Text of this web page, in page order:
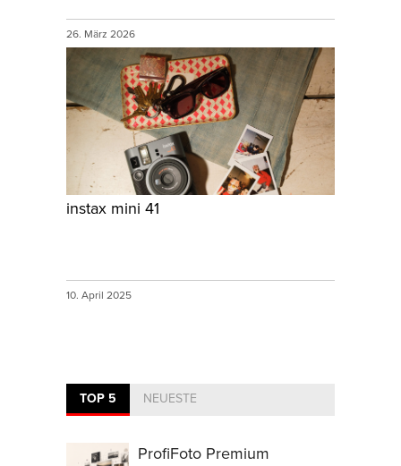
26. März 2026
instax mini 41
10. April 2025
TOP 5 NEUESTE
ProfiFoto Premium